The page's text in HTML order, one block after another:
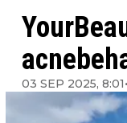
03 SEP 2025, 8:01•